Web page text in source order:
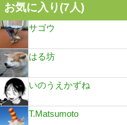
お気に入り(7人)
サゴウ
はる坊
いのうえかずね
T.Matsumoto